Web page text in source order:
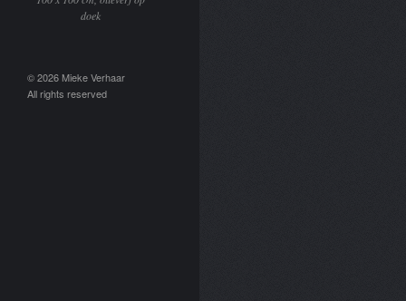
doek
© 2026 Mieke Verhaar
All rights reserved